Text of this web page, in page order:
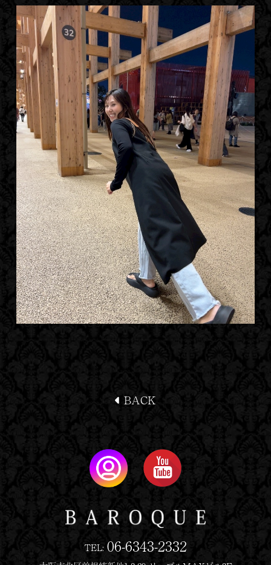
BACK
TEL: 06-6343-2332